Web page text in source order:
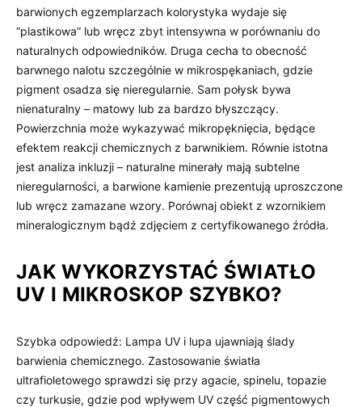
barwionych egzemplarzach kolorystyka wydaje się
“plastikowa” lub wręcz zbyt intensywna w porównaniu do
naturalnych odpowiedników. Druga cecha to obecność
barwnego nalotu szczególnie w mikrospękaniach, gdzie
pigment osadza się nieregularnie. Sam połysk bywa
nienaturalny – matowy lub za bardzo błyszczący.
Powierzchnia może wykazywać mikropęknięcia, będące
efektem reakcji chemicznych z barwnikiem. Równie istotna
jest analiza inkluzji – naturalne minerały mają subtelne
nieregularności, a barwione kamienie prezentują uproszczone
lub wręcz zamazane wzory. Porównaj obiekt z wzornikiem
mineralogicznym bądź zdjęciem z certyfikowanego źródła.
JAK WYKORZYSTAĆ ŚWIATŁO
UV I MIKROSKOP SZYBKO?
Szybka odpowiedź: Lampa UV i lupa ujawniają ślady
barwienia chemicznego. Zastosowanie światła
ultrafioletowego sprawdzi się przy agacie, spinelu, topazie
czy turkusie, gdzie pod wpływem UV część pigmentowych